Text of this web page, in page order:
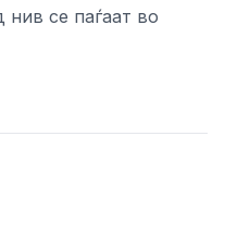
се паѓаат во